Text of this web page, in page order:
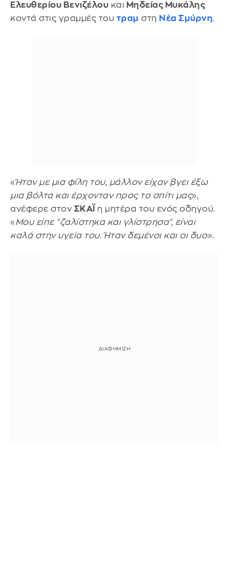
Ελευθερίου Βενιζέλου και Μηδείας Μυκάλης
κοντά στις γραμμές του τραμ στη Νέα Σμύρνη.
«Ήταν με μια φίλη του, μάλλον είχαν βγει έξω
μια βόλτα και έρχονταν προς το σπίτι μας»,
ανέφερε στον ΣΚΑΪ η μητέρα του ενός οδηγού.
«Μου είπε "ζαλίστηκα και γλίστρησα", είναι
καλά στην υγεία του. Ήταν δεμένοι και οι δυο».